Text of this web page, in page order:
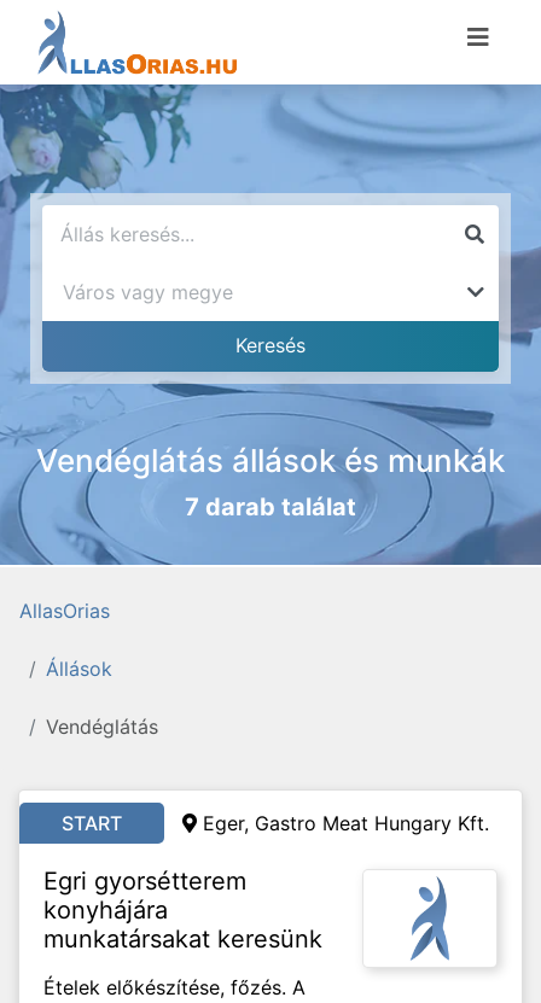
Vendéglátás állások és munkák
7 darab találat
AllasOrias
Állások
Vendéglátás
START Eger, Gastro Meat Hungary Kft.
Egri gyorsétterem
konyhájára
munkatársakat keresünk
Ételek előkészítése, főzés. A